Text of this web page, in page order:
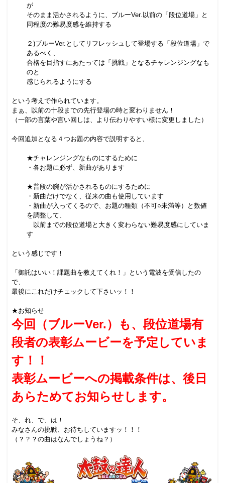
が
そのまま活かされるように、ブルーVer.以前の「段位道場」と
同程度の難易度感を維持する
２)ブルーVer. としてリフレッシュして登場する「段位道場」で
あるべく、
合格を目指すにあたっては「挑戦」となるチャレンジングなも
のと
感じられるようにする
という考えで作られています。
まぁ、以前の十段までの先行登場の時と変わりません！
（一部の言葉や言い回しは、より伝わりやすい様に変更しました）
今回追加となる４つお題の内容で説明すると、
★チャレンジングなものにするために
・各お題に必ず、新曲があります
★普段の腕が活かされるものにするために
・新曲だけでなく、従来の曲も使用しています
・新曲が入ってくるので、お題の種類（不可○未満等）と数値
を調整して、
以前までの段位道場と大きく変わらない難易度感にしていま
す
という感じです！
「御託はいい！課題曲を教えてくれ！」という電波を受信したの
で、
最後にこれだけチェックして下さいッ！！
★お知らせ
今回（ブルーVer.）も、段位道場有
段者の表彰ムービーを予定していま
す！！
表彰ムービーへの掲載条件は、後日
あらためてお知らせします。
そ、れ、で、は！
みなさんの挑戦、お待ちしていますッ！！！
（？？？の曲はなんでしょうね？）